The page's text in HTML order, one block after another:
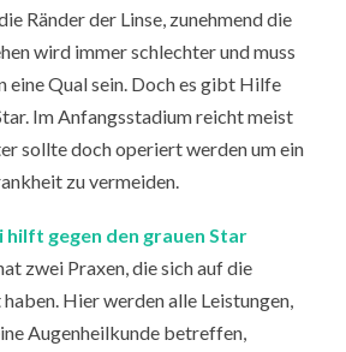
Ränder der Linse, zunehmend die
wird immer schlechter und muss
eine Qual sein. Doch es gibt Hilfe
Im Anfangsstadium reicht meist
sollte doch operiert werden um ein
zu vermeiden.
hilft gegen den grauen Star
zwei Praxen, die sich auf die
Hier werden alle Leistungen,
Augenheilkunde betreffen,